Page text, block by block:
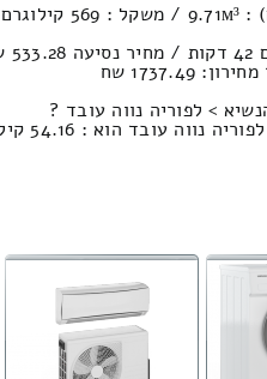
שח
> לפוריה נווה עובד ?
עובד הוא : 54.16 קילומטרים